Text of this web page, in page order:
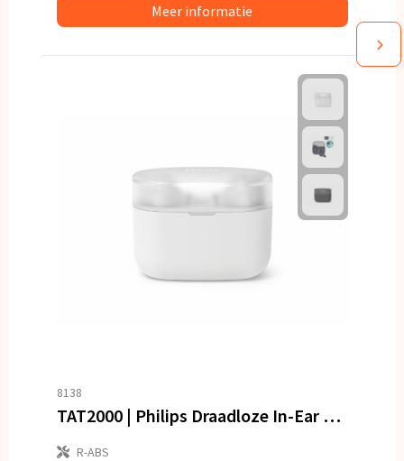
Meer informatie
8138
TAT2000 | Philips Draadloze In-Ear Oordopjes
R-ABS